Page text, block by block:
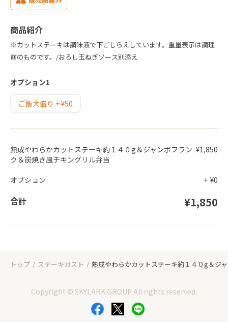
商品紹介
※カットステーキは調味液で下ごしらえしています。重量表示は調理
前のものです。/おろし玉ねぎソース別添え
オプション1
ご飯大盛り + ¥50
熟成やわらかカットステーキ約１４０g＆ジャンボフラン
ク＆炭焼き風チキングリル弁当
¥1,850
オプション + ¥0
合計 ¥1,850
トップ ステーキガスト 熟成やわらかカットステーキ約１４０g＆ジ
Copyright © SKYLARK GROUP All rights reserved.